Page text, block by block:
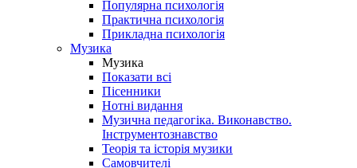
Популярна психологія
Практична психологія
Прикладна психологія
Музика
Музика
Показати всі
Пісенники
Нотні видання
Музична педагогіка. Виконавство.
Інструментознавство
Теорія та історія музики
Самовчителі